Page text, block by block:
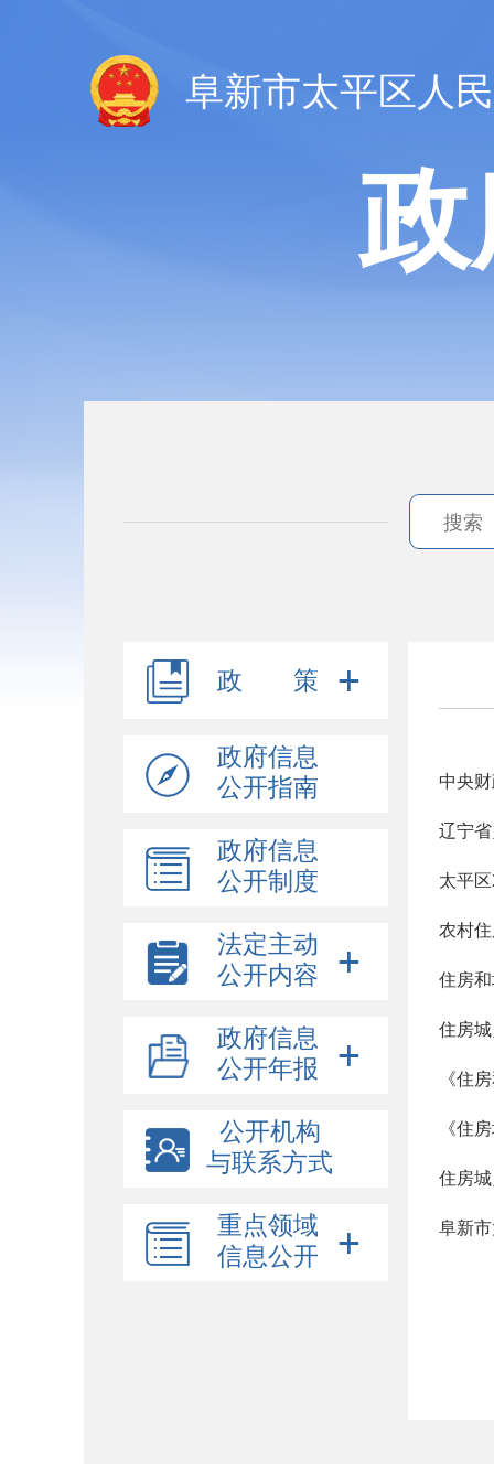
阜新市太平区人
政 策
政府信息
公开指南
政府信息
公开制度
法定主动
公开内容
政府信息
公开年报
公开机构
与联系方式
重点领域
信息公开
中央
辽宁
太平
农村
住房
阜新